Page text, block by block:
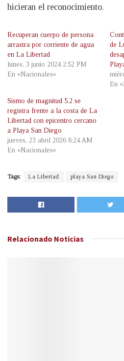
hicieran el reconocimiento.
Recuperan cuerpo de persona
arrastra por corriente de agua
en La Libertad
lunes, 3 junio 2024 2:52 PM
En «Nacionales»
de
En
Sismo de magnitud 5.2 se
registra frente a la costa de La
Libertad con epicentro cercano
a Playa San Diego
jueves, 23 abril 2026 8:24 AM
En «Nacionales»
Tags: La Libertad playa San Diego
Relacionado Noticias